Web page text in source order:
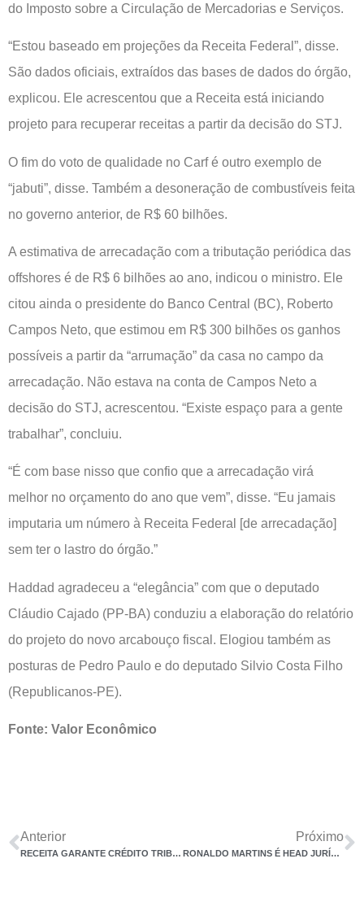
do Imposto sobre a Circulação de Mercadorias e Serviços.
“Estou baseado em projeções da Receita Federal”, disse.
São dados oficiais, extraídos das bases de dados do órgão,
explicou. Ele acrescentou que a Receita está iniciando
projeto para recuperar receitas a partir da decisão do STJ.
O fim do voto de qualidade no Carf é outro exemplo de
“jabuti”, disse. Também a desoneração de combustíveis feita
no governo anterior, de R$ 60 bilhões.
A estimativa de arrecadação com a tributação periódica das
offshores é de R$ 6 bilhões ao ano, indicou o ministro. Ele
citou ainda o presidente do Banco Central (BC), Roberto
Campos Neto, que estimou em R$ 300 bilhões os ganhos
possíveis a partir da “arrumação” da casa no campo da
arrecadação. Não estava na conta de Campos Neto a
decisão do STJ, acrescentou. “Existe espaço para a gente
trabalhar”, concluiu.
“É com base nisso que confio que a arrecadação virá
melhor no orçamento do ano que vem”, disse. “Eu jamais
imputaria um número à Receita Federal [de arrecadação]
sem ter o lastro do órgão.”
Haddad agradeceu a “elegância” com que o deputado
Cláudio Cajado (PP-BA) conduziu a elaboração do relatório
do projeto do novo arcabouço fiscal. Elogiou também as
posturas de Pedro Paulo e do deputado Silvio Costa Filho
(Republicanos-PE).
Fonte: Valor Econômico
Anterior
RECEITA GARANTE CRÉDITO TRIBUTÁRIO A CONTRIBUINTE
Próximo
RONALDO MARTINS É HEAD JURÍDICO DA ANEFAC